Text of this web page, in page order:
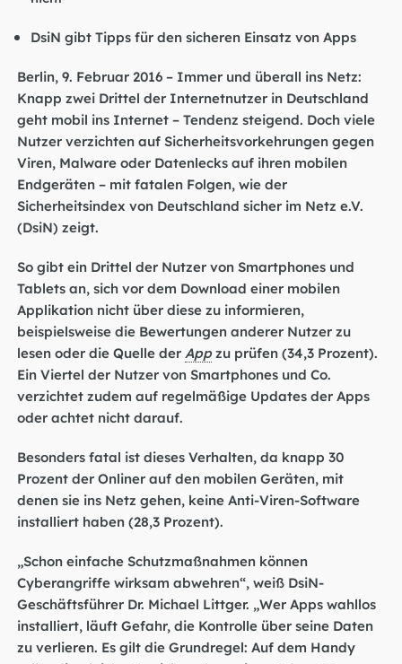
DsiN gibt Tipps für den sicheren Einsatz von Apps
Berlin, 9. Februar 2016 – Immer und überall ins Netz:
Knapp zwei Drittel der Internetnutzer in Deutschland
geht mobil ins Internet – Tendenz steigend. Doch viele
Nutzer verzichten auf Sicherheitsvorkehrungen gegen
Viren, Malware oder Datenlecks auf ihren mobilen
Endgeräten – mit fatalen Folgen, wie der
Sicherheitsindex von Deutschland sicher im Netz e.V.
(DsiN) zeigt.
So gibt ein Drittel der Nutzer von Smartphones und
Tablets an, sich vor dem Download einer mobilen
Applikation nicht über diese zu informieren,
beispielsweise die Bewertungen anderer Nutzer zu
lesen oder die Quelle derAppzu prüfen (34,3 Prozent).
Ein Viertel der Nutzer von Smartphones und Co.
verzichtet zudem auf regelmäßige Updates der Apps
oder achtet nicht darauf.
Besonders fatal ist dieses Verhalten, da knapp 30
Prozent der Onliner auf den mobilen Geräten, mit
denen sie ins Netz gehen, keine Anti-Viren-Software
installiert haben (28,3 Prozent).
„Schon einfache Schutzmaßnahmen können
Cyberangriffe wirksam abwehren“, weiß DsiN-
Geschäftsführer Dr. Michael Littger. „Wer Apps wahllos
installiert, läuft Gefahr, die Kontrolle über seine Daten
zu verlieren. Es gilt die Grundregel: Auf dem Handy